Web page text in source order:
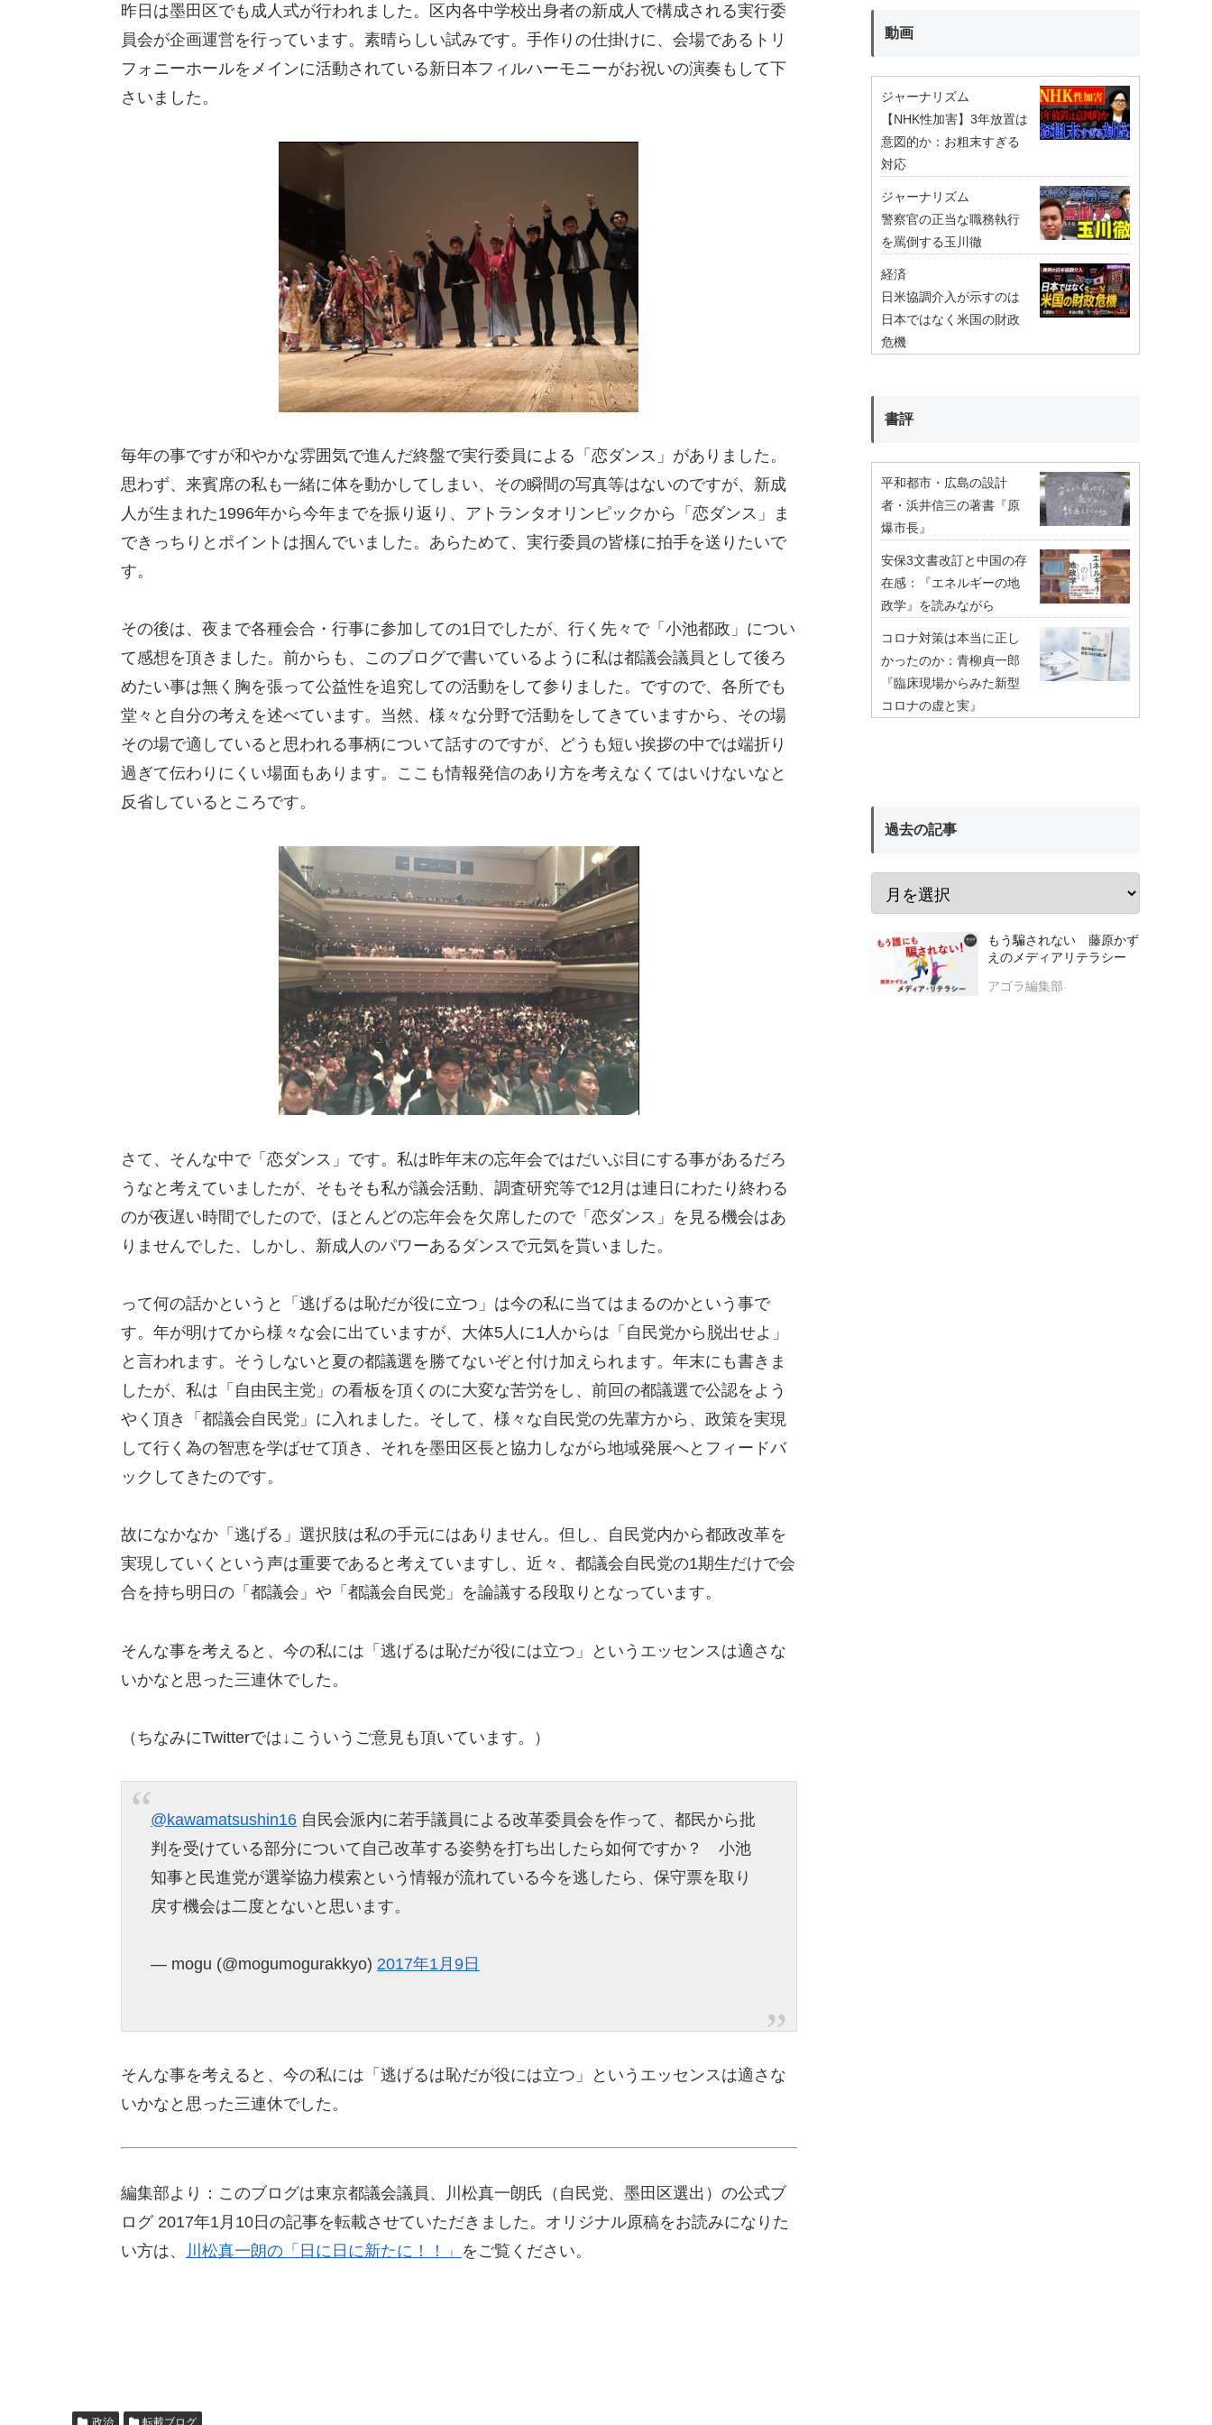
昨日は墨田区でも成人式が行われました。区内各中学校出身者の新成人で構成される実行委
員会が企画運営を行っています。素晴らしい試みです。手作りの仕掛けに、会場であるトリ
フォニーホールをメインに活動されている新日本フィルハーモニーがお祝いの演奏もして下
さいました。
毎年の事ですが和やかな雰囲気で進んだ終盤で実行委員による「恋ダンス」がありました。
思わず、来賓席の私も一緒に体を動かしてしまい、その瞬間の写真等はないのですが、新成
人が生まれた1996年から今年までを振り返り、アトランタオリンピックから「恋ダンス」ま
できっちりとポイントは掴んでいました。あらためて、実行委員の皆様に拍手を送りたいで
す。
その後は、夜まで各種会合・行事に参加しての1日でしたが、行く先々で「小池都政」につい
て感想を頂きました。前からも、このブログで書いているように私は都議会議員として後ろ
めたい事は無く胸を張って公益性を追究しての活動をして参りました。ですので、各所でも
堂々と自分の考えを述べています。当然、様々な分野で活動をしてきていますから、その場
その場で適していると思われる事柄について話すのですが、どうも短い挨拶の中では端折り
過ぎて伝わりにくい場面もあります。ここも情報発信のあり方を考えなくてはいけないなと
反省しているところです。
さて、そんな中で「恋ダンス」です。私は昨年末の忘年会ではだいぶ目にする事があるだろ
うなと考えていましたが、そもそも私が議会活動、調査研究等で12月は連日にわたり終わる
のが夜遅い時間でしたので、ほとんどの忘年会を欠席したので「恋ダンス」を見る機会はあ
りませんでした、しかし、新成人のパワーあるダンスで元気を貰いました。
って何の話かというと「逃げるは恥だが役に立つ」は今の私に当てはまるのかという事で
す。年が明けてから様々な会に出ていますが、大体5人に1人からは「自民党から脱出せよ」
と言われます。そうしないと夏の都議選を勝てないぞと付け加えられます。年末にも書きま
したが、私は「自由民主党」の看板を頂くのに大変な苦労をし、前回の都議選で公認をよう
やく頂き「都議会自民党」に入れました。そして、様々な自民党の先輩方から、政策を実現
して行く為の智恵を学ばせて頂き、それを墨田区長と協力しながら地域発展へとフィードバ
ックしてきたのです。
故になかなか「逃げる」選択肢は私の手元にはありません。但し、自民党内から都政改革を
実現していくという声は重要であると考えていますし、近々、都議会自民党の1期生だけで会
合を持ち明日の「都議会」や「都議会自民党」を論議する段取りとなっています。
そんな事を考えると、今の私には「逃げるは恥だが役には立つ」というエッセンスは適さな
いかなと思った三連休でした。
（ちなみにTwitterでは↓こういうご意見も頂いています。）
@kawamatsushin16 自民会派内に若手議員による改革委員会を作って、都民から批
判を受けている部分について自己改革する姿勢を打ち出したら如何ですか？ 小池
知事と民進党が選挙協力模索という情報が流れている今を逃したら、保守票を取り
戻す機会は二度とないと思います。
— mogu (@mogumogurakkyo) 2017年1月9日
そんな事を考えると、今の私には「逃げるは恥だが役には立つ」というエッセンスは適さな
いかなと思った三連休でした。
編集部より：このブログは東京都議会議員、川松真一朗氏（自民党、墨田区選出）の公式ブ
ログ 2017年1月10日の記事を転載させていただきました。オリジナル原稿をお読みになりた
い方は、
川松真一朗の「日に日に新たに！！」 をご覧ください。
政治 転載ブログ
動画
ジャーナリズム
【NHK性加害】3年放置は
意図的か：お粗末すぎる
対応
ジャーナリズム
警察官の正当な職務執行
を罵倒する玉川徹
経済
日米協調介入が示すのは
日本ではなく米国の財政
危機
書評
平和都市・広島の設計
者・浜井信三の著書『原
爆市長』
安保3文書改訂と中国の存
在感：『エネルギーの地
政学』を読みながら
コロナ対策は本当に正し
かったのか：青柳貞一郎
『臨床現場からみた新型
コロナの虚と実』
過去の記事
もう騙されない 藤原かず
えのメディアリテラシー
アゴラ編集部